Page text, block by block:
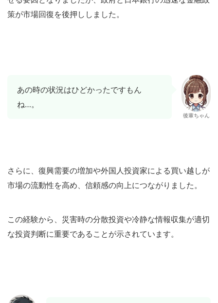
策が市場回復を後押ししました。
あの時の状況はひどかったですもん
ね…。
後輩ちゃん
さらに、復興需要の増加や外国人投資家による買い越しが
市場の流動性を高め、信頼感の向上につながりました。
この経験から、災害時の分散投資や冷静な情報収集が適切
な投資判断に重要であることが示されています。